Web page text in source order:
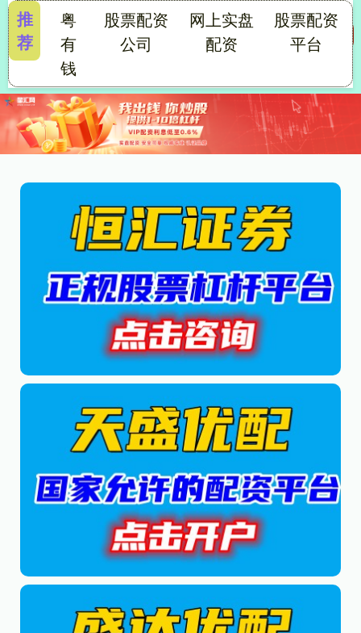
推
荐
粤
有
钱
股票配资
公司
网上实盘
配资
股票配资
平台